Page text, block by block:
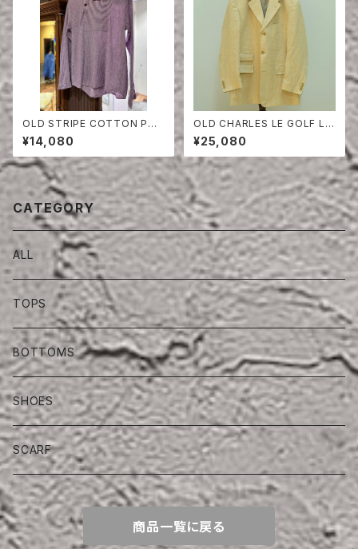
OLD STRIPE COTTON PUL
LOVER SHIRT
¥14,080
OLD CHARLES LE GOLF LI
NEN HERRINGBONE TAILO
RED JACKET
¥25,080
CATEGORY
ALL
TOPS
BOTTOMS
SHOES
SCARF
商品一覧に戻る